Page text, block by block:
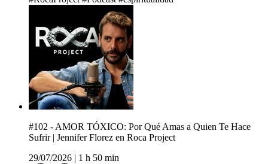
#102 - AMOR TÓXICO: Por Qué Amas a Quien Te Hace
Sufrir | Jennifer Florez en Roca Project
29/07/2026
1 h 50 min